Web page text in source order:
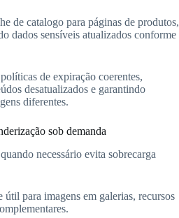
de catalogo para páginas de produtos,
dados sensíveis atualizados conforme
de expiração coerentes,
desatualizados e garantindo
diferentes.
sob demanda
necessário evita sobrecarga
para imagens em galerias, recursos